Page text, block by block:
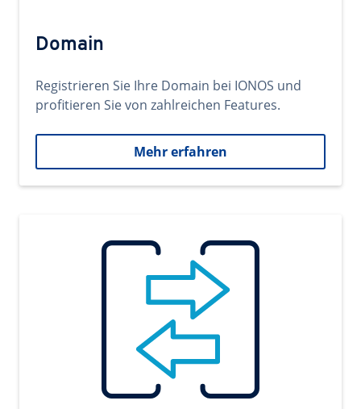
Domain
Registrieren Sie Ihre Domain bei IONOS und
profitieren Sie von zahlreichen Features.
Mehr erfahren